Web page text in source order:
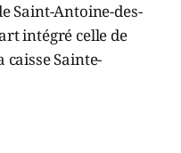
Saint-Antoine-des-
intégré celle de
caisse Sainte-